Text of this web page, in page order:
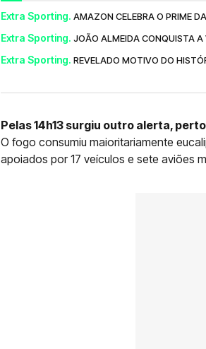
Extra Sporting. AMAZON CELEBRA O PRIME
Extra Sporting. JOÃO ALMEIDA CONQUISTA
Extra Sporting. REVELADO MOTIVO DO
Pelas 14h13 surgiu outro alerta,
O fogo consumiu maioritariamente
apoiados por 17 veículos e sete aviões